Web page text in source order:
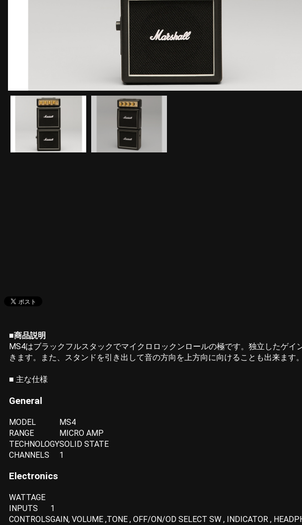
■商品説明
MS4はブラックフルスタックでマイクロロックンロールの極です。独立したゲ
きます。また、スタンドを引き出して音の方向を上方向に向けることも出来ます。
■ 主な仕様
General
MODEL
MS4
RANGE
MICRO AMP
TECHNOLOGYSOLID STATE
CHANNELS
1
Electronics
WATTAGE
INPUTS
1
CONTROLSGAIN, VOLUME ,TONE , OFF/ON/OD SELECT SW , INDICATOR ,